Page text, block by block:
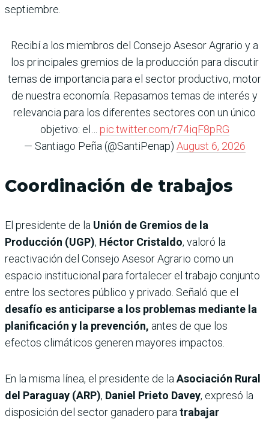
septiembre.
Recibí a los miembros del Consejo Asesor Agrario y a
los principales gremios de la producción para discutir
temas de importancia para el sector productivo, motor
de nuestra economía. Repasamos temas de interés y
relevancia para los diferentes sectores con un único
objetivo: el… pic.twitter.com/r74iqF8pRG
— Santiago Peña (@SantiPenap) August 6, 2026
Coordinación de trabajos
El presidente de la Unión de Gremios de la
Producción (UGP), Héctor Cristaldo, valoró la
reactivación del Consejo Asesor Agrario como un
espacio institucional para fortalecer el trabajo conjunto
entre los sectores público y privado. Señaló que el
desafío es anticiparse a los problemas mediante la
planificación y la prevención, antes de que los
efectos climáticos generen mayores impactos.
En la misma línea, el presidente de la Asociación Rural
del Paraguay (ARP), Daniel Prieto Davey, expresó la
disposición del sector ganadero para trabajar